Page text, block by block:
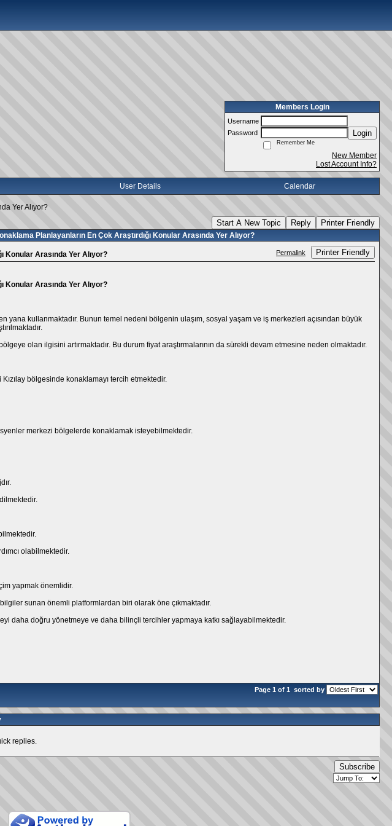
Members Login
Username
Password
Login
Remember Me
New Member
Lost Account Info?
User Details Calendar
Yer Alıyor?
Start A New Topic Reply Printer Friendly
Planlayanların En Çok Araştırdığı Konular Arasında Yer Alıyor?
Konular Arasında Yer Alıyor? Permalink Printer Friendly
Konular Arasında Yer Alıyor?
kullanmaktadır. Bunun temel nedeni bölgenin ulaşım, sosyal yaşam ve iş merkezleri açısından büyük
olan ilgisini artırmaktadır. Bu durum fiyat araştırmalarının da sürekli devam etmesine neden olmaktadır.
bölgesinde konaklamayı tercih etmektedir.
merkezi bölgelerde konaklamak isteyebilmektedir.
olabilmektedir.
yapmak önemlidir.
sunan önemli platformlardan biri olarak öne çıkmaktadır.
daha doğru yönetmeye ve daha bilinçli tercihler yapmaya katkı sağlayabilmektedir.
Page 1 of 1 sorted by
replies.
Subscribe